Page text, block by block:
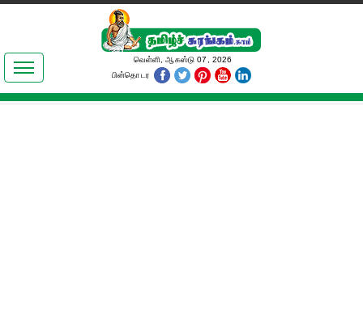
இலக்கியங்கள்
தமிழ் உலகம்
வெள்ளி, ஆகஸ்டு 07, 2026
பின்தொடர